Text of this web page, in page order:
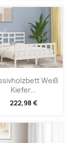
Weiß
Kiefer...
222,98 €